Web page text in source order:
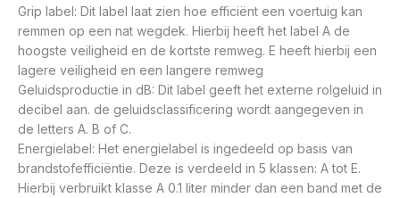
Grip label: Dit label laat zien hoe efficiënt een voertuig kan
remmen op een nat wegdek. Hierbij heeft het label A de
hoogste veiligheid en de kortste remweg. E heeft hierbij een
lagere veiligheid en een langere remweg
Geluidsproductie in dB: Dit label geeft het externe rolgeluid in
decibel aan. de geluidsclassificering wordt aangegeven in
de letters A. B of C.
Energielabel: Het energielabel is ingedeeld op basis van
brandstofefficiëntie. Deze is verdeeld in 5 klassen: A tot E.
Hierbij verbruikt klasse A 0.1 liter minder dan een band met de